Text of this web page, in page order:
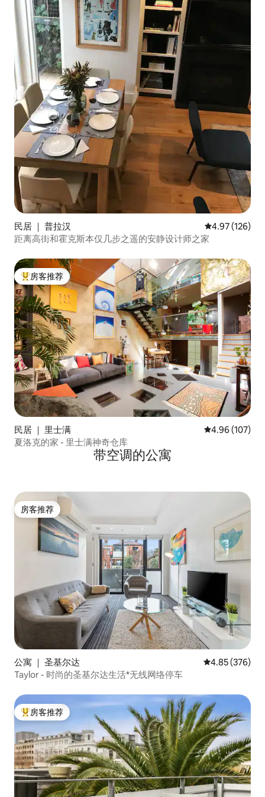
民居 ｜ 普拉汉 平均评分 4.97
4.97 (126)
距离高街和霍克斯本仅几步之遥的安静设计师之家
热门「房客推荐」
房客推荐
民居 ｜ 里士满 平均评分 4.96
4.96 (107)
夏洛克的家 - 里士满神奇仓库
带空调的公寓
房客推荐
房客推荐
公寓 ｜ 圣基尔达 平均评分 4.85
4.85 (376)
Taylor - 时尚的圣基尔达生活*无线网络停车
热门「房客推荐」
房客推荐